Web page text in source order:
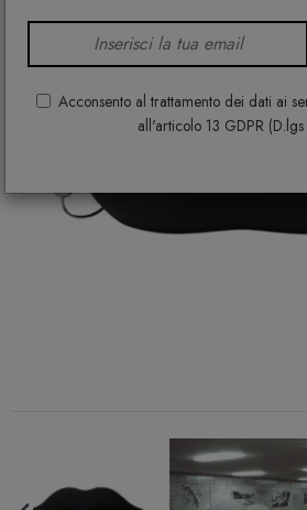
Acconsento al trattamento dei dati ai
all'articolo 13 GDPR